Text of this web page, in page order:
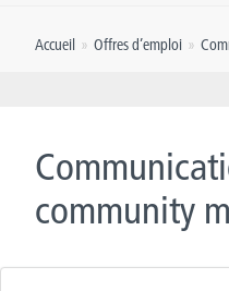
Formation
Accueil » Offres d’emploi »
community